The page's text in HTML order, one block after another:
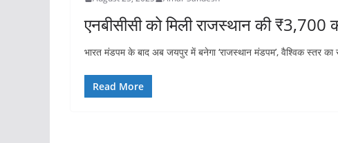
एनबीसीसी को मिली राजस्थान की ₹3,700
भारत मंडपम के बाद अब जयपुर में बनेगा ‘राजस्थान मंडपम’, वैश्विक स्तर
Read More